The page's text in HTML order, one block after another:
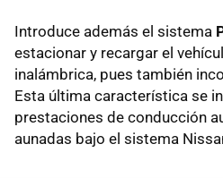
Introduce además el sistema
estacionar y recargar el
inalámbrica, pues también
Esta última característica se
prestaciones de conducción
aunadas bajo el sistema